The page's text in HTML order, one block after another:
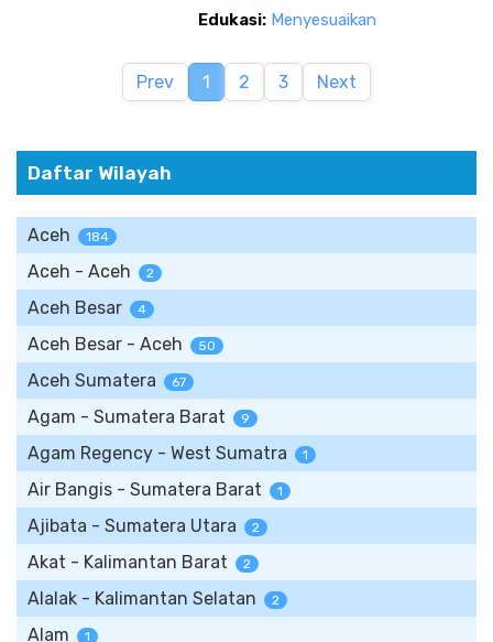
Edukasi: Menyesuaikan
Prev 1 2 3 Next
Daftar Wilayah
Aceh 184
Aceh - Aceh 2
Aceh Besar 4
Aceh Besar - Aceh 50
Aceh Sumatera 67
Agam - Sumatera Barat 9
Agam Regency - West Sumatra 1
Air Bangis - Sumatera Barat 1
Ajibata - Sumatera Utara 2
Akat - Kalimantan Barat 2
Alalak - Kalimantan Selatan 2
Alam 1